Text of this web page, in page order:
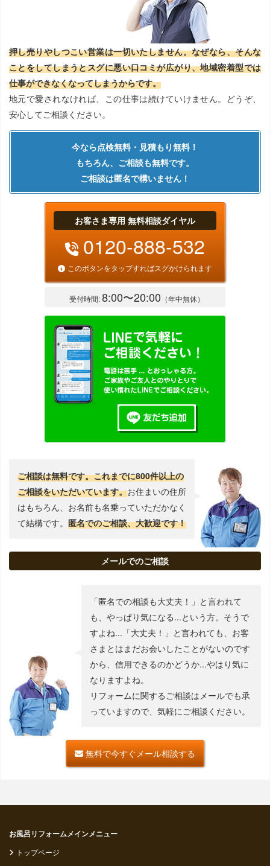
押し売りやしつこい営業は一切いたしません。なぜなら、そんな
ことをしてしまうとスグに悪い口コミが広がり、地域密着型では
仕事ができなくなってしまうからです。
地元で愛されなければ、この仕事は続けていけません。どうぞ、
安心してご相談ください。
今なら点検無料・見積もり無料！
もちろん、ご相談も無料です。
ご相談は匿名で構いません！
お客さま専用 無料相談ダイヤル
0120-888-532
このボタンをタップすればスグかけられます
受付時間:8:00〜20:00 （年中無休）
ご相談は無料です。これまでに800件以上の
ご相談をいただいています。お住まいの住所
はもちろん、お名前も名乗っていただかなく
て結構です。 匿名でのご相談、大歓迎です！
メールでのご相談
「匿名での相談も大丈夫！」と言われて
も、やっぱり気になる...という方。そうで
すよね...「大丈夫！」と言われても、お客
さまとはまだお会いしたことがないのです
から、信用できるのかどうか...やはり気に
なりますよね。
リフォームに関するご相談はメールでも承
っていますので、気軽にご相談ください。
無料で今すぐメール相談する
お風呂リフォームメインメニュー
トップページ